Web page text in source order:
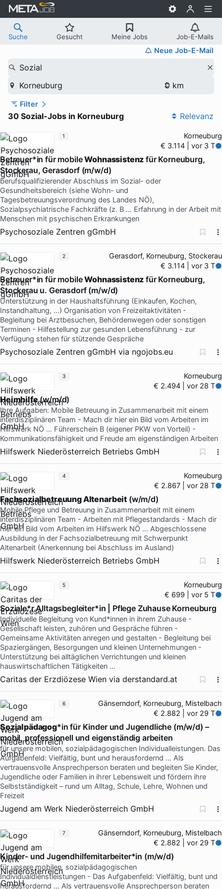
Suche Gesucht Meine Jobs Job-E-Mails
Neue Job-E-Mail
Sozial
Korneuburg
Filter
30 Sozial-Jobs in Korneuburg Relevanz
Korneuburg
€ 3.114 | vor 3 T
Betreuer*in für mobileWohnassistenz für Korneuburg,
Stockerau, Gerasdorf (m/w/d)
berufsqualifizierender Abschluss im Sozial- oder
Gesundheitsbereich (siehe Wohn- und
Tagesbetreuungsverordnung des Landes NÖ),
Sozialpsychiatrische Fachkräfte (z. B … Erfahrung in der Arbeit mit
Menschen mit psychischen Erkrankungen
Psychosoziale Zentren gGmbH
1
Gerasdorf, Korneuburg, Stockerau
€ 3.114 | vor 3 T
Betreuer*in für mobileWohnassistenz für Korneuburg,
Stockerau u. Gerasdorf (m/w/d)
Unterstützung in der Haushaltsführung (Einkaufen, Kochen,
Instandhaltung, …) Organisation von Freizeitaktivitäten -
Begleitung bei Arztbesuchen, Behördenwegen oder sonstigen
Terminen - Hilfestellung zur gesunden Lebensführung - zur
Verfügung stehen für stützende Gespräche
Psychosoziale Zentren gGmbH via ngojobs.eu
2
Korneuburg
€ 2.494 | vor 28 T
Heimhilfe(w/m/d)
Ihre Aufgaben: Mobile Betreuung in Zusammenarbeit mit einem
interdisziplinären Team - Mach dir hier ein Bild vom Arbeiten im
Hilfswerk NÖ … Führerschein B (eigener PKW von Vorteil) -
Kommunikationsfähigkeit und Freude am eigenständigen Arbeiten
Hilfswerk Niederösterreich Betriebs GmbH
3
Korneuburg
€ 2.867 | vor 28 T
Fachsozialbetreuung Altenarbeit (w/m/d)
Mobile Pflege und Betreuung in Zusammenarbeit mit einem
interdisziplinären Team - Arbeiten mit Pflegestandards - Mach dir
hier ein Bild vom Arbeiten im Hilfswerk NÖ … Abgeschlossene
Ausbildung in der Fachsozialbetreuung mit Schwerpunkt
Altenarbeit (Anerkennung bei Abschluss im Ausland)
Hilfswerk Niederösterreich Betriebs GmbH
4
Korneuburg
€ 699 | vor 5 T
Soziale*r Alltagsbegleiter*in | Pflege Zuhause Korneuburg
Individuelle Begleitung von Kund*innen in ihrem Zuhause -
Gesellschaft leisten, zuhören und Gespräche führen -
Gemeinsame Aktivitäten anregen und gestalten - Begleitung bei
Spaziergängen, Besorgungen und kleinen Unternehmungen -
Unterstützung bei alltäglichen Verrichtungen und kleinen
hauswirtschaftlichen Tätigkeiten …
Caritas der Erzdiözese Wien via derstandard.at
5
Gänserndorf, Korneuburg, Mistelbach
€ 2.882 | vor 29 T
Sozialpädagog*in für Kinder und Jugendliche (m/w/d) –
mobil, professionell und eigenständig arbeiten
für unsere mobilen, sozialpädagogischen Individualleistungen. Das
Aufgabenfeld: Vielfältig, bunt und herausfordernd … Als
vertrauensvolle Ansprechperson beraten und begleiten Sie Kinder,
Jugendliche oder Familien in ihrer Lebenswelt und fördern ihre
Selbstständigkeit – rund um Alltag, Schule, Lehre, Wohnen und
Freizeit
Jugend am Werk Niederösterreich GmbH
6
Gänserndorf, Korneuburg, Mistelbach
€ 2.882 | vor 29 T
Kinder- und Jugendhilfemitarbeiter*in (m/w/d)
für unsere mobilen, sozialpädagogischen
Individualdienstleistungen - Das Aufgabenfeld: Vielfältig, bunt und
herausfordernd … Als vertrauensvolle Ansprechperson beraten
7